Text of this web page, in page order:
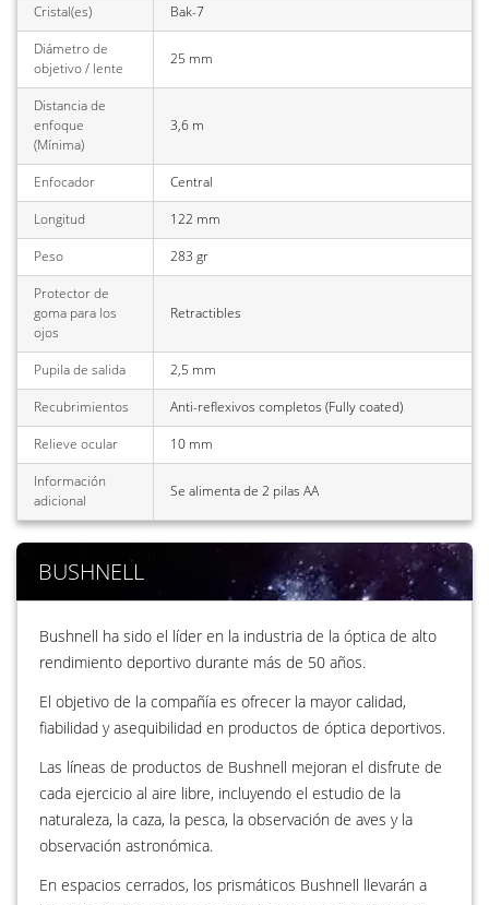
Cristal(es)
Bak-7
Diámetro de
objetivo / lente
25 mm
Distancia de
enfoque
(Mínima)
3,6 m
Enfocador
Central
Longitud
122 mm
Peso
283 gr
Protector de
goma para los
ojos
Retractibles
Pupila de salida
2,5 mm
Recubrimientos
Anti-reflexivos completos (Fully coated)
Relieve ocular
10 mm
Información
adicional
Se alimenta de 2 pilas AA
BUSHNELL
Bushnell ha sido el líder en la industria de la óptica de alto
rendimiento deportivo durante más de 50 años.
El objetivo de la compañía es ofrecer la mayor calidad,
fiabilidad y asequibilidad en productos de óptica deportivos.
Las líneas de productos de Bushnell mejoran el disfrute de
cada ejercicio al aire libre, incluyendo el estudio de la
naturaleza, la caza, la pesca, la observación de aves y la
observación astronómica.
En espacios cerrados, los prismáticos Bushnell llevarán a